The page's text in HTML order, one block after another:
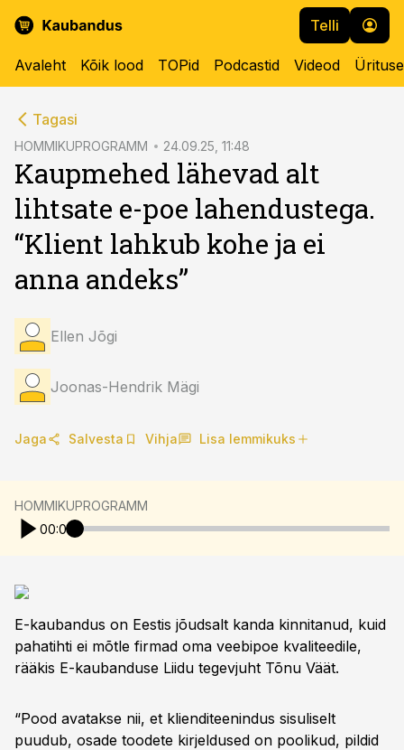
Telli
Avaleht Kõik lood TOPid Podcastid Videod
Tagasi
HOMMIKUPROGRAMM 24.09.25, 11:48
Kaupmehed lähevad alt
lihtsate e-poe lahendustega.
“Klient lahkub kohe ja ei
anna andeks”
Ellen Jõgi
Joonas-Hendrik Mägi
Jaga Salvesta Vihja Lisa lemmikuks
HOMMIKUPROGRAMM
00:00
E-kaubandus on Eestis jõudsalt kanda kinnitanud, kuid
pahatihti ei mõtle firmad oma veebipoe kvaliteedile,
rääkis E-kaubanduse Liidu tegevjuht Tõnu Väät.
“Pood avatakse nii, et klienditeenindus sisuliselt
puudub, osade toodete kirjeldused on poolikud, pildid